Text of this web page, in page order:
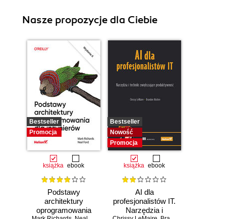
Nasze propozycje dla Ciebie
Bestseller
Promocja
książka ebook
Podstawy
architektury
oprogramowania
Bestseller
Nowość
Promocja
książka ebook
AI dla
profesjonalistów IT.
Narzędzia i